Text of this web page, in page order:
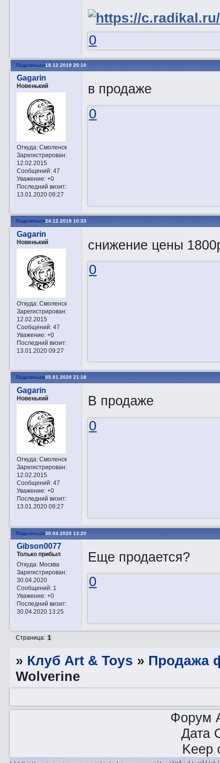
0
Поделиться18.12.2019 20:10
Gagarin
Новенький
Откуда:Смоленск
Зарегистрирован:
12.02.2015
Сообщений:47
Уважение: +0
Последний визит:
13.01.2020 09:27
в продаже
0
Поделиться24.12.2019 10:33
Gagarin
Новенький
Откуда:Смоленск
Зарегистрирован:
12.02.2015
Сообщений:47
Уважение: +0
Последний визит:
13.01.2020 09:27
снижение цены
0
Поделиться05.01.2020 21:18
Gagarin
Новенький
Откуда:Смоленск
Зарегистрирован:
12.02.2015
Сообщений:47
Уважение: +0
Последний визит:
13.01.2020 09:27
В продаже
0
Поделиться30.04.2020 13:20
Gibson0077
Только прибыл
Откуда:Москва
Зарегистрирован:
30.04.2020
Сообщений:1
Уважение: +0
Последний визит:
30.04.2020 13:25
Еще продается?
0
Страница: 1
» Клуб Art & Toys » Продажа
Wolverine
Форум
Дата
Keep